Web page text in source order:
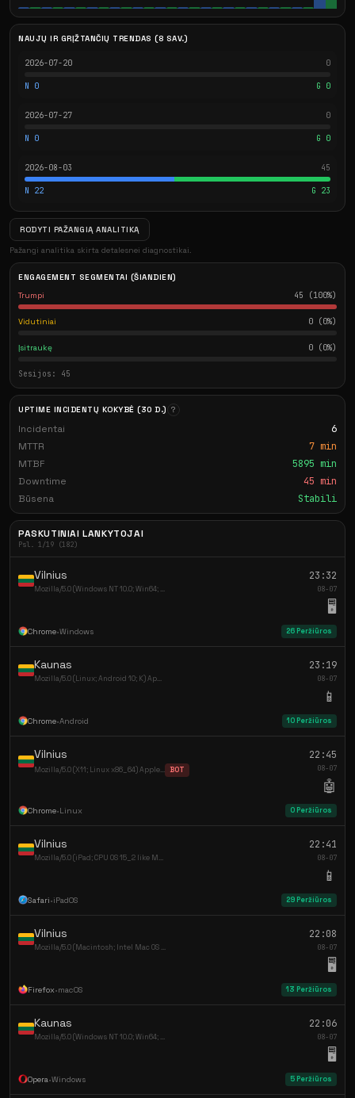
NAUJŲ IR GRĮŽTANČIŲ TRENDAS (8 SAV.)
2026-07-20 0
N 0 G 0
2026-07-27 0
N 0 G 0
2026-08-03 45
N 22 G 23
RODYTI PAŽANGIĄ ANALITIKĄ
Pažangi analitika skirta detalesnei diagnostikai.
ENGAGEMENT SEGMENTAI (ŠIANDIEN)
Trumpi
45 (100%)
Vidutiniai 0 (0%)
Įsitraukę 0 (0%)
Sesijos: 45
UPTIME INCIDENTŲ KOKYBĖ (30 D.) ?
Incidentai
6
MTTR
7 min
MTBF
5895 min
Downtime
45 min
Būsena
Stabili
PASKUTINIAI LANKYTOJAI
Psl. 1/19 (182)
Vilnius
Mozilla/5.0 (Windows NT 10.0; Win64; ...
23:32
08-07
🖥️
Chrome•Windows 26 Peržiūros
Kaunas
Mozilla/5.0 (Linux; Android 10; K) Ap...
23:19
08-07
📱
Chrome•Android 10 Peržiūros
Vilnius
Mozilla/5.0 (X11; Linux x86_64) Apple... BOT
22:45
08-07
🤖
Chrome•Linux 0 Peržiūros
Vilnius
Mozilla/5.0 (iPad; CPU OS 15_2 like M...
22:41
08-07
📱
Safari•iPadOS 29 Peržiūros
Vilnius
Mozilla/5.0 (Macintosh; Intel Mac OS ...
22:08
08-07
🖥️
Firefox•macOS 13 Peržiūros
Kaunas
Mozilla/5.0 (Windows NT 10.0; Win64; ...
22:06
08-07
🖥️
Opera•Windows 5 Peržiūros